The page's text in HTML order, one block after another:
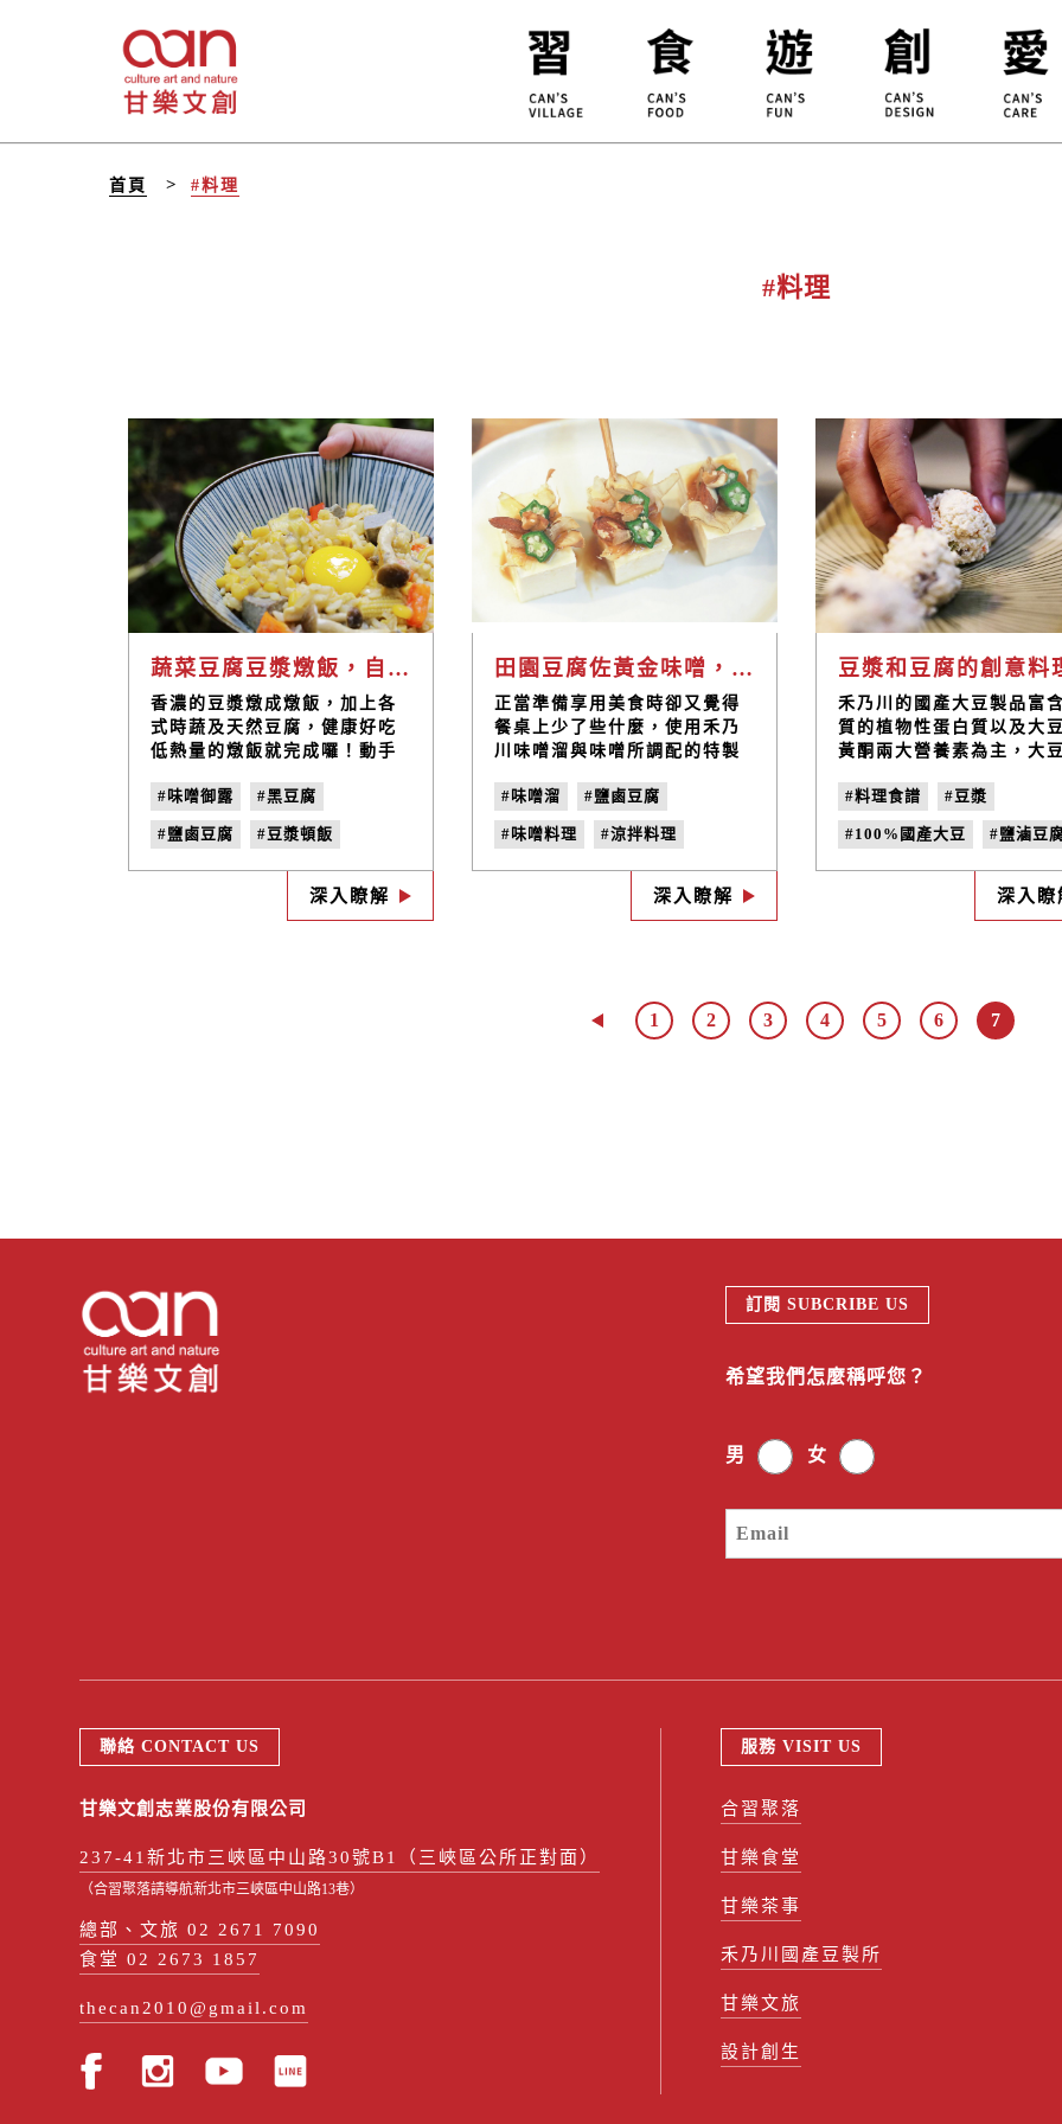
首頁 #料理
#料理
蔬菜豆腐豆漿燉飯，自己動手做的健康料理｜禾乃川小廚房
香濃的豆漿燉成燉飯，加上各
式時蔬及天然豆腐，健康好吃
低熱量的燉飯就完成囉！動手
囉！
#味噌御露 #黑豆腐
#鹽鹵豆腐 #豆漿頓飯
#低熱量 #帶便當
#便當料理
深入瞭解
田園豆腐佐黃金味噌，日式餐桌風景清爽帶上桌｜禾乃川小廚房
正當準備享用美食時卻又覺得
餐桌上少了些什麼，使用禾乃
川味噌溜與味噌所調配的特製
紮實的豆腐加上酥脆的堅果、
柴魚，給您豐富的口感，搭配
著膳食纖維與維生素極高的秋
葵，看似簡單的一盤卻能吃到
#味噌溜 #鹽鹵豆腐
#味噌料理 #涼拌料理
#涼拌小菜 #清爽開胃菜
深入瞭解
禾乃川的國產大豆製品富
質的植物性蛋白質以及大
黃酮兩大營養素為主，大
又因為異黃酮素在大豆以
製品中含量最為豐富，因
被稱為大豆異黃酮喔,細細
可以提供您一天滿滿的活
源!現在就讓我們用這兩種
大豆製品,製作出健康又營
#料理食譜 #豆漿
#100%國產大豆 #鹽滷豆
#味噌料理 #手工豆干
#豆腐創意料
深入瞭
1 2 3 4 5 6 7
訂閱 SUBCRIBE US
希望我們怎麼稱呼您？
男 女
聯絡 CONTACT US
甘樂文創志業股份有限公司
237-41新北市三峽區中山路30號B1（三峽區公所正對面）
（合習聚落請導航新北市三峽區中山路13巷）
總部、文旅 02 2671 7090
食堂 02 2673 1857
thecan2010@gmail.com
服務 VISIT US
合習聚落
甘樂食堂
甘樂茶事
禾乃川國產豆製所
甘樂文旅
設計創生